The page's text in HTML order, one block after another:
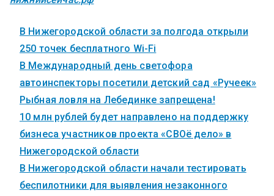
В Нижегородской области за полгода открыли
250 точек бесплатного Wi-Fi
В Международный день светофора
автоинспекторы посетили детский сад «Ручеек»
Рыбная ловля на Лебединке запрещена!
10 млн рублей будет направлено на поддержку
бизнеса участников проекта «СВОё дело» в
Нижегородской области
В Нижегородской области начали тестировать
беспилотники для выявления незаконного